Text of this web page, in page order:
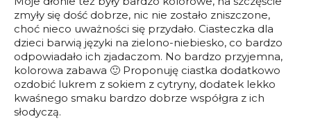
zmyły się dość dobrze, nic nie zostało zniszczone,
choć nieco uważności się przydało. Ciasteczka dla
dzieci barwią języki na zielono-niebiesko, co bardzo
odpowiadało ich zjadaczom. No bardzo przyjemna,
kolorowa zabawa 🙂 Proponuję ciastka dodatkowo
ozdobić lukrem z sokiem z cytryny, dodatek lekko
kwaśnego smaku bardzo dobrze współgra z ich
słodyczą.